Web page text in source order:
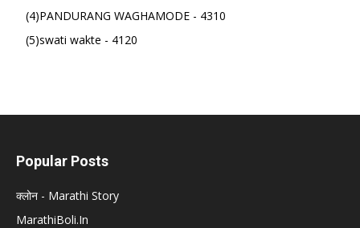
(4)PANDURANG WAGHAMODE - 4310
(5)swati wakte - 4120
Popular Posts
क्लोन - Marathi Story
MarathiBoli.In